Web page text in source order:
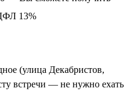
13%
(улица Декабристов,
встречи — не нужно ехать